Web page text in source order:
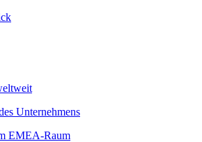
Unternehmens
EMEA-Raum